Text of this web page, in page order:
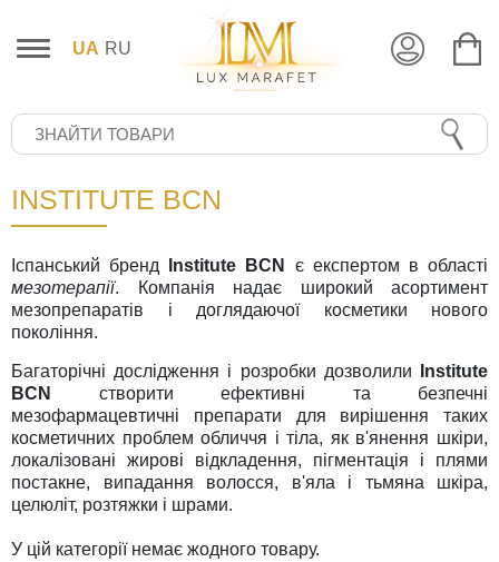
UA RU
INSTITUTE BCN
Іспанський бренд Institute BCN
є експертом в області
мезотерапії. Компанія надає широкий асортимент
мезопрепаратів і доглядаючої косметики нового
покоління.
Багаторічні дослідження і розробки дозволили
Institute
BCN
створити ефективні та безпечні
мезофармацевтичні препарати для вирішення таких
косметичних проблем обличчя і тіла, як в'янення шкіри,
локалізовані жирові відкладення, пігментація і плями
постакне, випадання волосся, в'яла і тьмяна шкіра,
целюліт, розтяжки і шрами.
У цій категорії немає жодного товару.